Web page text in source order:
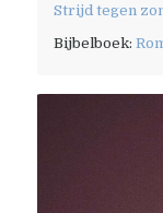
Strijd tegen
Bijbelboek: